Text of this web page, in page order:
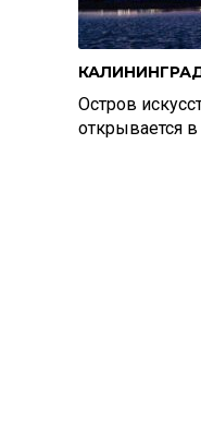
Остров
открывается